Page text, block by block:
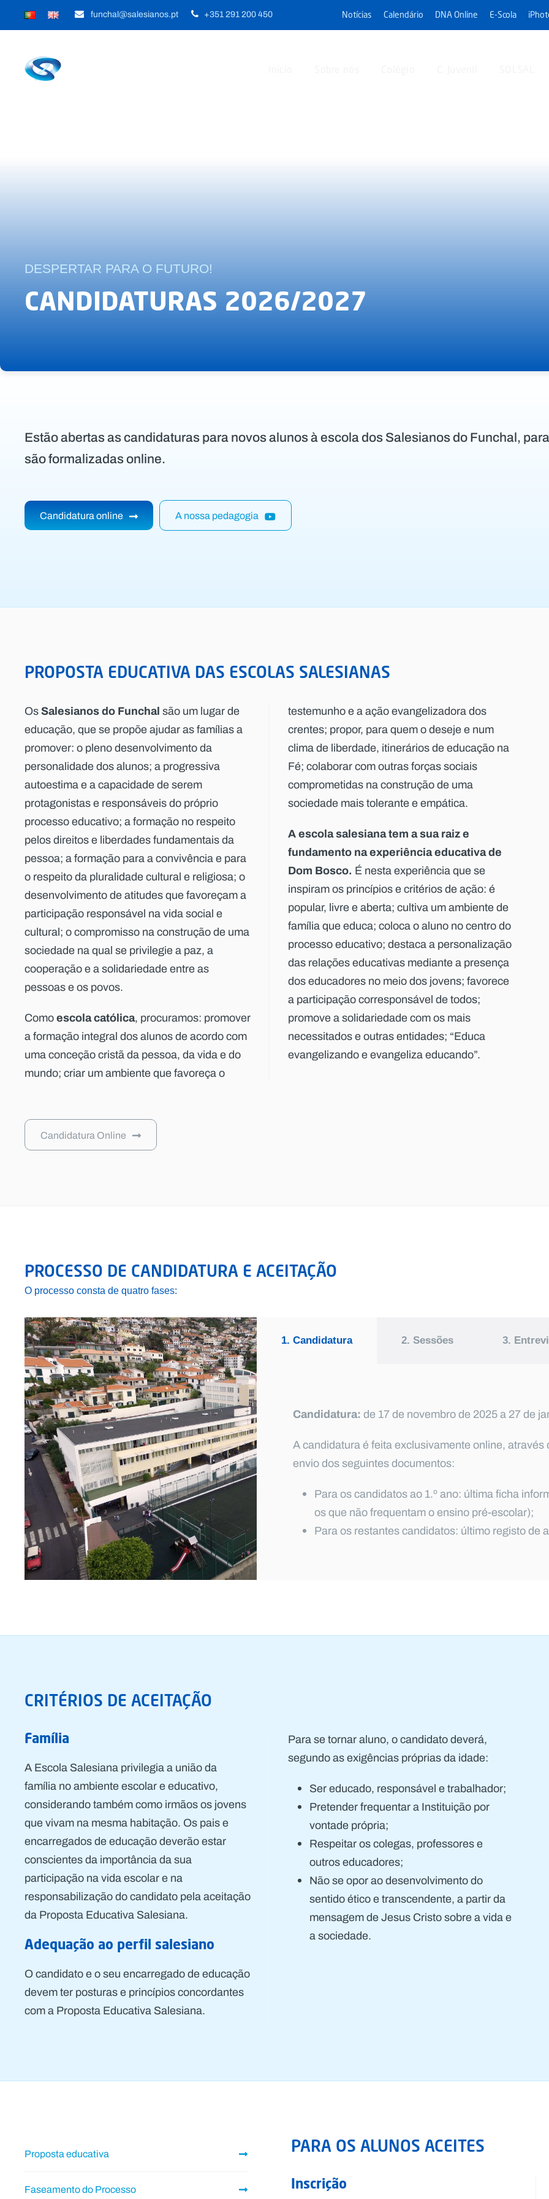
funchal@salesianos.pt +351 291 200 450 Notícias Calendário DNA Online E-Scola
DESPERTAR PARA O FUTURO!
CANDIDATURAS 2026/2027
Estão abertas as candidaturas para novos alunos à escola dos Salesianos do Funchal,
são formalizadas online.
Candidatura online A nossa pedagogia
PROPOSTA EDUCATIVA DAS ESCOLAS SALESIANAS
OsSalesianos do Funchalsão um lugar de
educação, que se propõe ajudar as famílias a
promover: o pleno desenvolvimento da
personalidade dos alunos; a progressiva
autoestima e a capacidade de serem
protagonistas e responsáveis do próprio
processo educativo; a formação no respeito
pelos direitos e liberdades fundamentais da
pessoa; a formação para a convivência e para
o respeito da pluralidade cultural e religiosa; o
desenvolvimento de atitudes que favoreçam a
participação responsável na vida social e
cultural; o compromisso na construção de uma
sociedade na qual se privilegie a paz, a
cooperação e a solidariedade entre as
pessoas e os povos.
Comoescola católica, procuramos: promover
a formação integral dos alunos de acordo com
uma conceção cristã da pessoa, da vida e do
mundo; criar um ambiente que favoreça o
testemunho e a ação evangelizadora dos
crentes; propor, para quem o deseje e num
clima de liberdade, itinerários de educação na
Fé; colaborar com outras forças sociais
comprometidas na construção de uma
sociedade mais tolerante e empática.
A escola salesiana tem a sua raiz e
fundamento na experiência educativa de
Dom Bosco. É nesta experiência que se
inspiram os princípios e critérios de ação: é
popular, livre e aberta; cultiva um ambiente de
família que educa; coloca o aluno no centro do
processo educativo; destaca a personalização
das relações educativas mediante a presença
dos educadores no meio dos jovens; favorece
a participação corresponsável de todos;
promove a solidariedade com os mais
necessitados e outras entidades; “Educa
evangelizando e evangeliza educando”.
Candidatura Online
PROCESSO DE CANDIDATURA E ACEITAÇÃO
O processo consta de quatro fases:
1. Candidatura 2. Sessões 3.
Candidatura:de 17 de novembro de 2025 a 27 de
A candidatura é feita exclusivamente online,
envio dos seguintes documentos:
Para os candidatos ao 1.º ano: última ficha
os que não frequentam o ensino pré-escolar);
Para os restantes candidatos: último registo de
CRITÉRIOS DE ACEITAÇÃO
Família
A Escola Salesiana privilegia a união da
família no ambiente escolar e educativo,
considerando também como irmãos os jovens
que vivam na mesma habitação. Os pais e
encarregados de educação deverão estar
conscientes da importância da sua
participação na vida escolar e na
responsabilização do candidato pela aceitação
da Proposta Educativa Salesiana.
Adequação ao perfil salesiano
O candidato e o seu encarregado de educação
devem ter posturas e princípios concordantes
com a Proposta Educativa Salesiana.
Para se tornar aluno, o candidato deverá,
segundo as exigências próprias da idade:
Ser educado, responsável e trabalhador;
Pretender frequentar a Instituição por
vontade própria;
Respeitar os colegas, professores e
outros educadores;
Não se opor ao desenvolvimento do
sentido ético e transcendente, a partir da
mensagem de Jesus Cristo sobre a vida e
a sociedade.
Proposta educativa
Faseamento do Processo
PARA OS ALUNOS ACEITES
Inscrição